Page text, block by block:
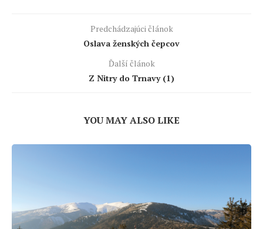
Predchádzajúci článok
Oslava ženských čepcov
Ďalší článok
Z Nitry do Trnavy (1)
YOU MAY ALSO LIKE